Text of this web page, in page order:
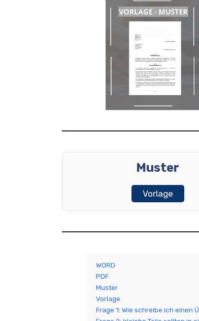
Muster
Vorlage
WORD
PDF
Muster
Vorlage
Frage 1: Wie schreibe ich einen